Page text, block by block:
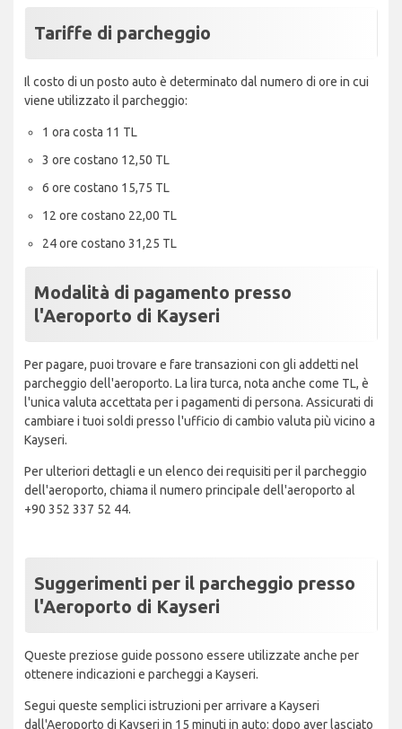
Tariffe di parcheggio
Il costo di un posto auto è determinato dal numero di ore in cui
viene utilizzato il parcheggio:
1 ora costa 11 TL
3 ore costano 12,50 TL
6 ore costano 15,75 TL
12 ore costano 22,00 TL
24 ore costano 31,25 TL
Modalità di pagamento presso
l'Aeroporto di Kayseri
Per pagare, puoi trovare e fare transazioni con gli addetti nel
parcheggio dell'aeroporto. La lira turca, nota anche come TL, è
l'unica valuta accettata per i pagamenti di persona. Assicurati di
cambiare i tuoi soldi presso l'ufficio di cambio valuta più vicino a
Kayseri.
Per ulteriori dettagli e un elenco dei requisiti per il parcheggio
dell'aeroporto, chiama il numero principale dell'aeroporto al
+90 352 337 52 44.
Suggerimenti per il parcheggio presso
l'Aeroporto di Kayseri
Queste preziose guide possono essere utilizzate anche per
ottenere indicazioni e parcheggi a Kayseri.
Segui queste semplici istruzioni per arrivare a Kayseri
dall'Aeroporto di Kayseri in 15 minuti in auto: dopo aver lasciato